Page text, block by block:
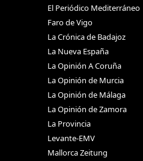
El Periódico Mediterráneo
Faro de Vigo
La Crónica de Badajoz
La Nueva España
La Opinión A Coruña
La Opinión de Murcia
La Opinión de Málaga
La Opinión de Zamora
La Provincia
Levante-EMV
Mallorca Zeitung